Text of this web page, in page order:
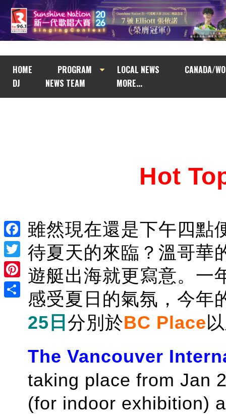
HOME PROGRAM LOCAL NEWS
CANADA/
DJ
NEWS TEAM MORE...
Facebook
Twitter
Pinterest
Hot
雖然現在還是下午四點
待夏天的來臨？溫哥華
遊艇出海就更寫意。一
感受夏日的氣氛，今年
25日 分別於BC Place
The Vancouver
taking place from Jan
(for indoor exhibition)